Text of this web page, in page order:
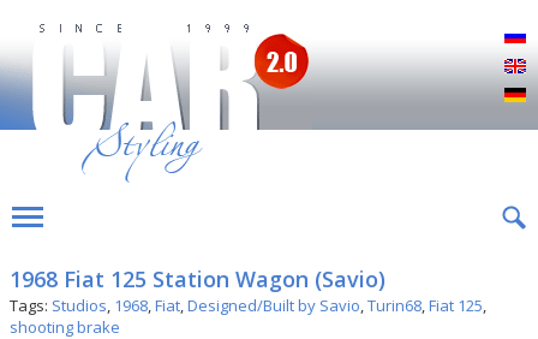
1968 Fiat 125 Station Wagon (Savio)
Tags: Studios, 1968,Fiat,Designed/Built by Savio,Turin68,Fiat 125,
shooting brake